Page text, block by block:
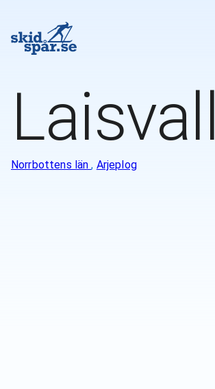
Laisvall
Norrbottens län, Arjeplog